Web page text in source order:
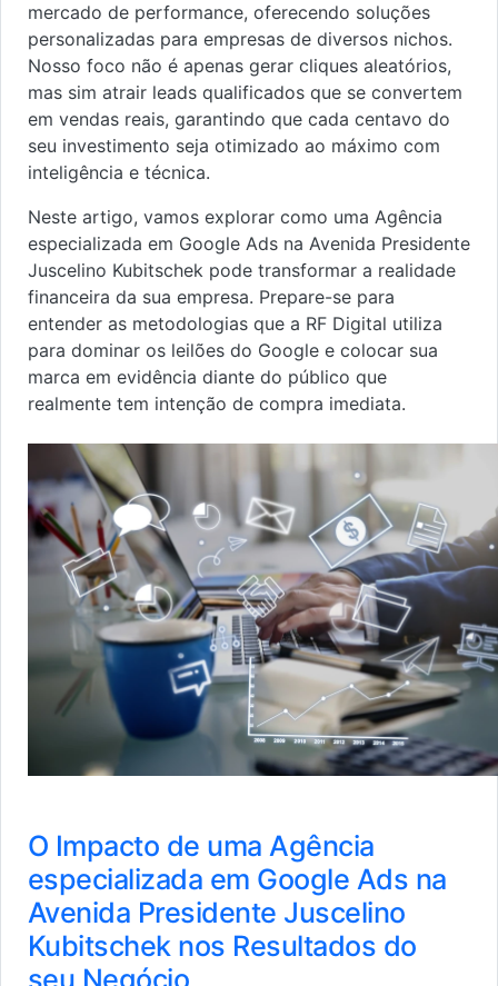
mercado de performance, oferecendo soluções
personalizadas para empresas de diversos nichos.
Nosso foco não é apenas gerar cliques aleatórios,
mas sim atrair leads qualificados que se convertem
em vendas reais, garantindo que cada centavo do
seu investimento seja otimizado ao máximo com
inteligência e técnica.
Neste artigo, vamos explorar como uma Agência
especializada em Google Ads na Avenida Presidente
Juscelino Kubitschek pode transformar a realidade
financeira da sua empresa. Prepare-se para
entender as metodologias que a RF Digital utiliza
para dominar os leilões do Google e colocar sua
marca em evidência diante do público que
realmente tem intenção de compra imediata.
O Impacto de uma Agência
especializada em Google Ads na
Avenida Presidente Juscelino
Kubitschek nos Resultados do
seu Negócio